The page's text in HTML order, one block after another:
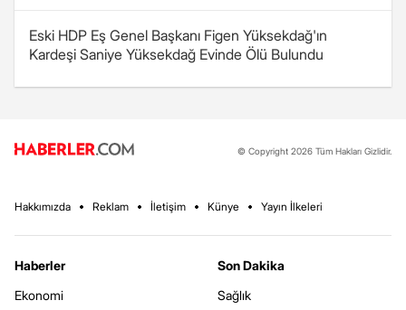
Eski HDP Eş Genel Başkanı Figen Yüksekdağ'ın
Kardeşi Saniye Yüksekdağ Evinde Ölü Bulundu
© Copyright 2026 Tüm Hakları Gizlidir.
Hakkımızda Reklam İletişim Künye Yayın İlkeleri
Haberler
Ekonomi
Son Dakika
Sağlık